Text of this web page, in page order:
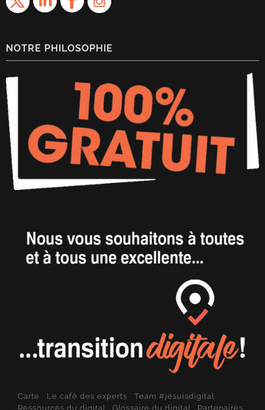
NOTRE PHILOSOPHIE
Carte Le café des experts
Team #jesuisdigital
Ressources du digital
Glossaire du digital Partenaires